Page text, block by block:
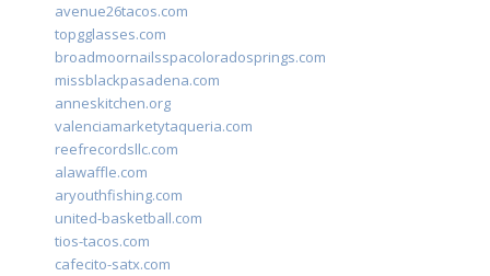
avenue26tacos.com
topgglasses.com
broadmoornailsspacoloradosprings.com
missblackpasadena.com
anneskitchen.org
valenciamarketytaqueria.com
reefrecordsllc.com
alawaffle.com
aryouthfishing.com
united-basketball.com
tios-tacos.com
cafecito-satx.com